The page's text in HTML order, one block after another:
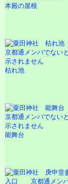
本殿の屋根
枯れ池
能舞台